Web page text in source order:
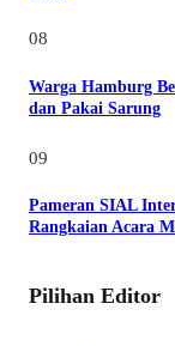
08
Warga Hamburg
dan Pakai Sarung
09
Pameran SIAL
Rangkaian Acara
Pilihan Editor